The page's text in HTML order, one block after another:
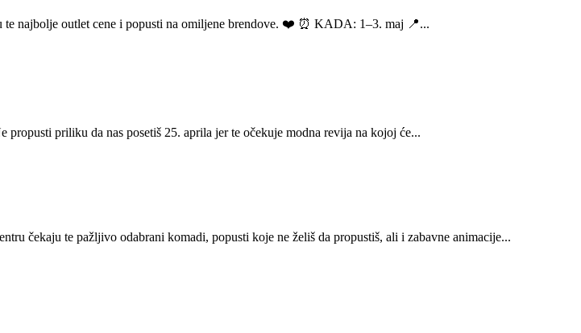
najbolje outlet cene i popusti na omiljene brendove. ❤️ ⏰ KADA: 1–3. maj 📍...
priliku da nas posetiš 25. aprila jer te očekuje modna revija na kojoj će...
čekaju te pažljivo odabrani komadi, popusti koje ne želiš da propustiš, ali i zabavne animacije...